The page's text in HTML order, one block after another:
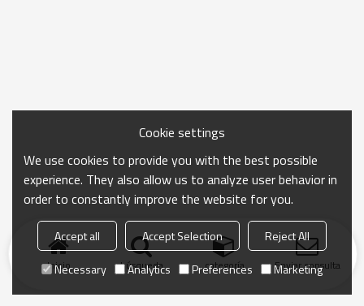
Inicio búsqueda categoría Enviar consulta
Cookie settings
We use cookies to provide you with the best possible
experience. They also allow us to analyze user behavior in
order to constantly improve the website for you.
Accept all Accept Selection
Reject All
Necessary
Analytics Preferences Marketing